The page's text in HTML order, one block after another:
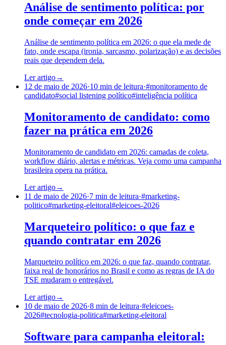
Análise de sentimento política: por
onde começar em 2026
Análise de sentimento política em 2026: o que ela mede de
fato, onde escapa (ironia, sarcasmo, polarização) e as decisões
reais que dependem dela.
Ler artigo→
12 de maio de 2026·10 min de leitura·#monitoramento de
candidato#social listening político#inteligência política
Monitoramento de candidato: como
fazer na prática em 2026
Monitoramento de candidato em 2026: camadas de coleta,
workflow diário, alertas e métricas. Veja como uma campanha
brasileira opera na prática.
Ler artigo→
11 de maio de 2026·7 min de leitura·#marketing-
politico#marketing-eleitoral#eleicoes-2026
Marqueteiro político: o que faz e
quando contratar em 2026
Marqueteiro político em 2026: o que faz, quando contratar,
faixa real de honorários no Brasil e como as regras de IA do
TSE mudaram o entregável.
Ler artigo→
10 de maio de 2026·8 min de leitura·#eleicoes-
2026#tecnologia-politica#marketing-eleitoral
Software para campanha eleitoral: